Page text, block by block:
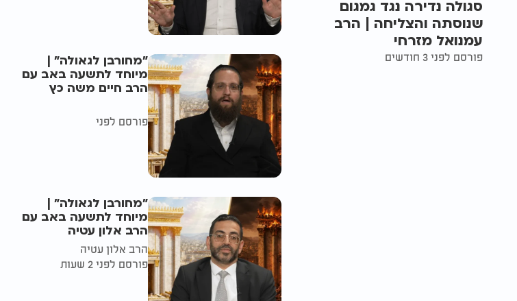
סגולה נדירה נגד גמגום
שנוסתה והצליחה | הרב
עמנואל מזרחי
פורסם לפני 3 חודשים
"מחורבן לגאולה" |
מיוחד לתשעה באב עם
הרב חיים משה כץ
פורסם לפני
"מחורבן לגאולה" |
מיוחד לתשעה באב עם
הרב אלון עטיה
הרב אלון עטיה
פורסם לפני 2 שעות